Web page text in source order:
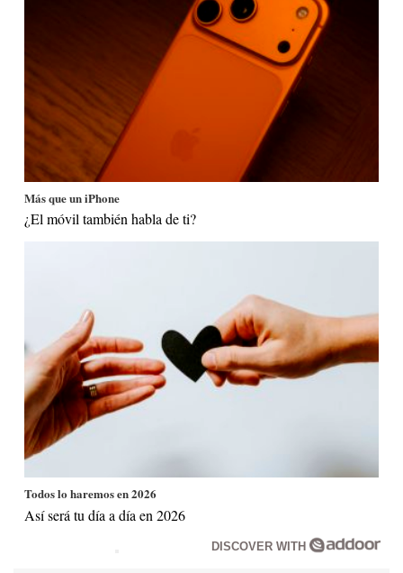
Más que un iPhone
¿El móvil también habla de ti?
Todos lo haremos en 2026
Así será tu día a día en 2026
DISCOVER WITH